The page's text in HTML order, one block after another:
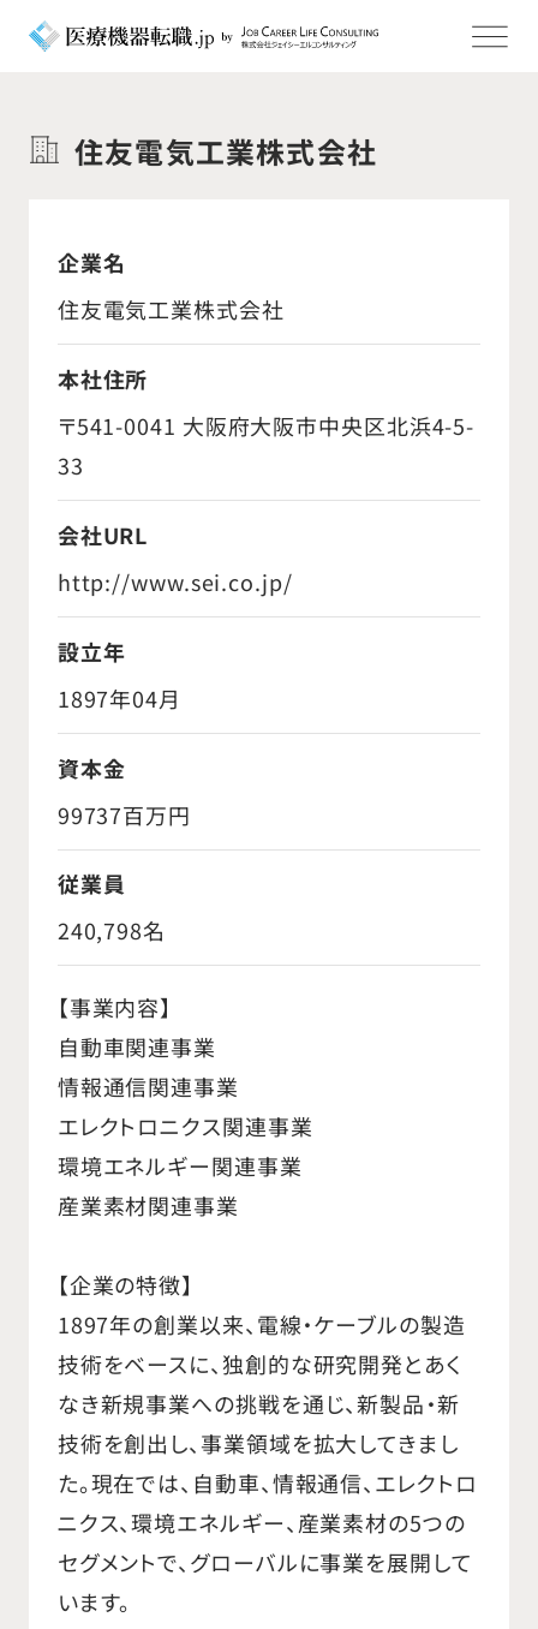
住友電気工業株式会社
企業名
住友電気工業株式会社
本社住所
〒541-0041 大阪府大阪市中央区北浜4-5-
33
会社URL
http://www.sei.co.jp/
設立年
1897年04月
資本金
99737百万円
従業員
240,798名
【事業内容】
自動車関連事業
情報通信関連事業
エレクトロニクス関連事業
環境エネルギー関連事業
産業素材関連事業
【企業の特徴】
1897年の創業以来、電線・ケーブルの製造
技術をベースに、独創的な研究開発とあく
なき新規事業への挑戦を通じ、新製品・新
技術を創出し、事業領域を拡大してきまし
た。現在では、自動車、情報通信、エレクトロ
ニクス、環境エネルギー、産業素材の5つの
セグメントで、グローバルに事業を展開して
います。